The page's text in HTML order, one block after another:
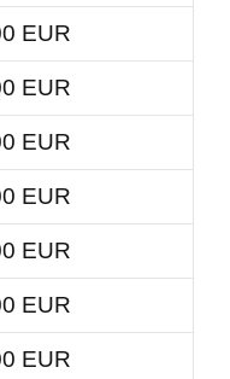
EUR
EUR
EUR
EUR
EUR
EUR
EUR